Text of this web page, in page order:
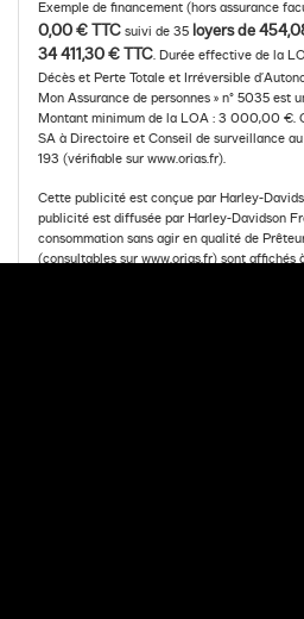
Exemple de financement (hors assurance
0,00 € TTC suivi de 35 loyers de
34 411,30 € TTC . Durée effective de la
Décès et Perte Totale et Irréversible
Mon Assurance de personnes » n° 5035 est
Montant minimum de la LOA : 3 000,00 €.
SA à Directoire et Conseil de surveillance
193 (vérifiable sur www.orias.fr).
Cette publicité est conçue par Harley-
publicité est diffusée par Harley-Davidson
consommation sans agir en qualité de
(consultables sur www.orias.fr) sont affichés